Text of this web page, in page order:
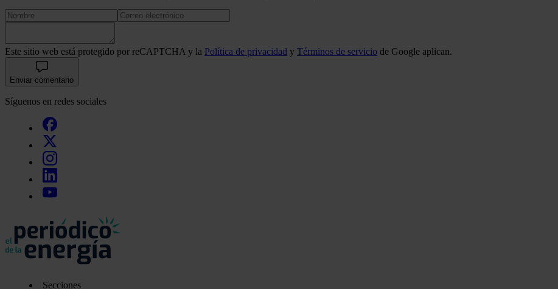
Este sitio web está protegido por reCAPTCHA y la Política de privacidad y Términos de servicio de Google aplican.
Enviar comentario
Síguenos en redes sociales
Secciones